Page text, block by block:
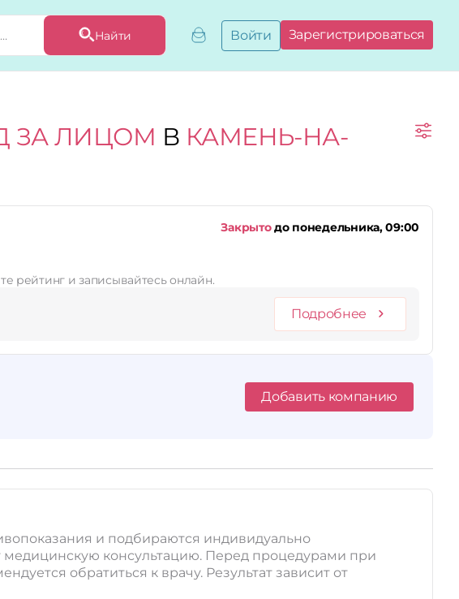
Найти
Добавить,
бизнес
Запросы
Войти Зарегистрироваться
ЗА ЛИЦОМ В КАМЕНЬ-НА-
Закрытодо понедельника, 09:00
рейтинг и записывайтесь онлайн.
Подробнее
Добавить компанию
и подбираются индивидуально
консультацию. Перед процедурами при
обратиться к врачу. Результат зависит от